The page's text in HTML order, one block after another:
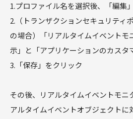
1.プロファイル名を選択後、「編集
2.（トランザクションセキュリティ
の場合）「リアルタイムイベントモ
示」と「アプリケーションのカスタ
3.「保存」をクリック
その後、リアルタイムイベントモニ
アルタイムイベントオブジェクトに